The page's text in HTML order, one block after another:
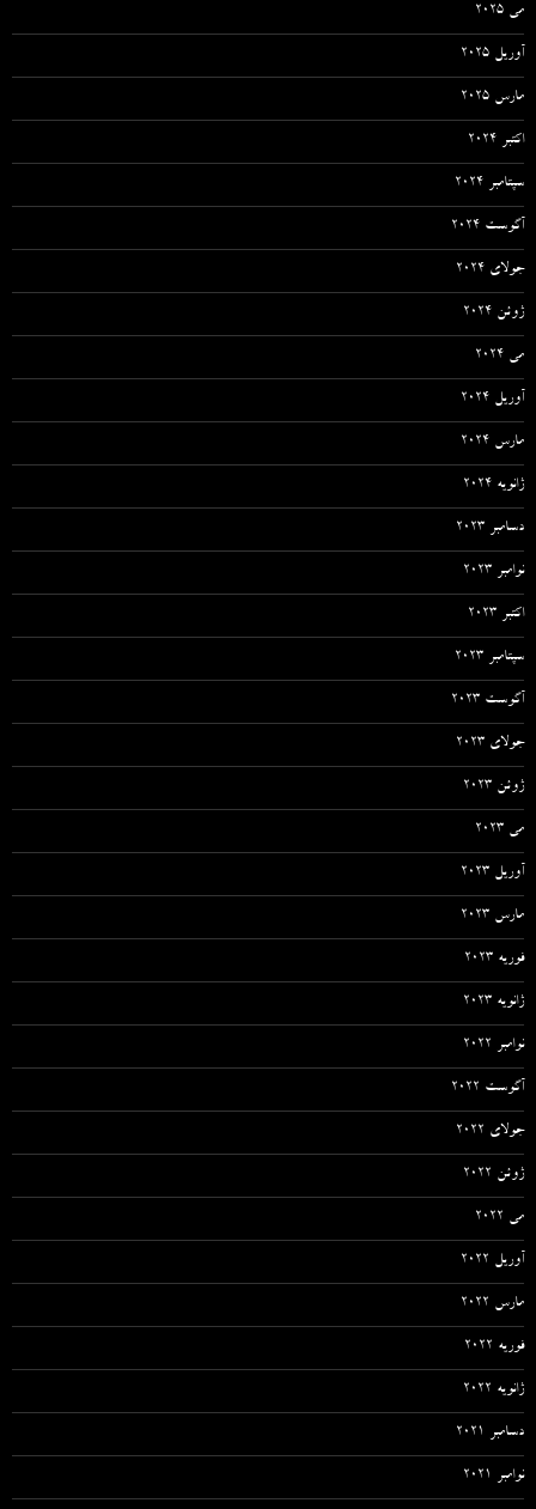
می 2025
آوریل 2025
مارس 2025
اکتبر 2024
سپتامبر 2024
آگوست 2024
جولای 2024
ژوئن 2024
می 2024
آوریل 2024
مارس 2024
ژانویه 2024
دسامبر 2023
نوامبر 2023
اکتبر 2023
سپتامبر 2023
آگوست 2023
جولای 2023
ژوئن 2023
می 2023
آوریل 2023
مارس 2023
فوریه 2023
ژانویه 2023
نوامبر 2022
آگوست 2022
جولای 2022
ژوئن 2022
می 2022
آوریل 2022
مارس 2022
فوریه 2022
ژانویه 2022
دسامبر 2021
نوامبر 2021